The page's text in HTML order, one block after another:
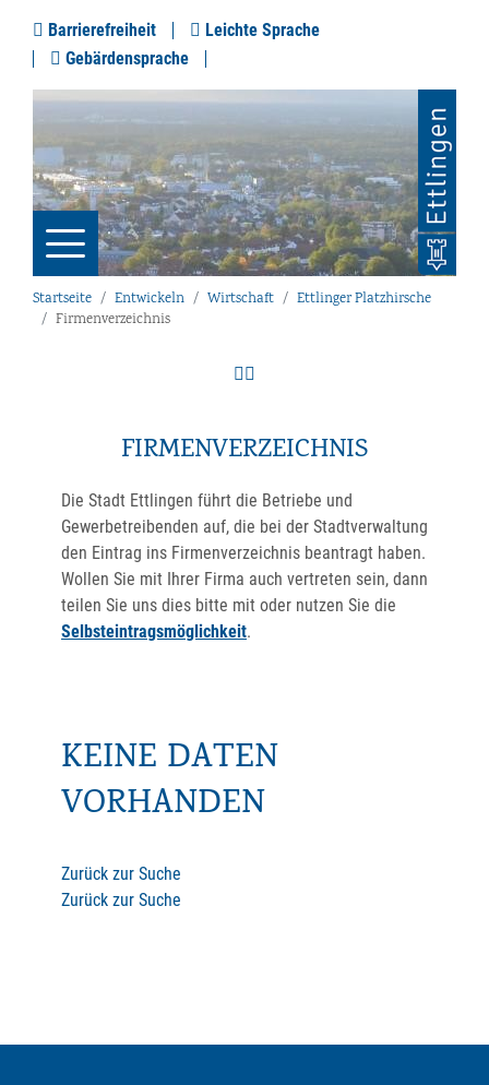
Barrierefreiheit
Leichte Sprache
Gebärdensprache
Startseite Entwickeln Wirtschaft
Ettlinger Platzhirsche
Firmenverzeichnis
FIRMENVERZEICHNIS
Die Stadt Ettlingen führt die Betriebe und
Gewerbetreibenden auf, die bei der Stadtverwaltung
den Eintrag ins Firmenverzeichnis beantragt haben.
Wollen Sie mit Ihrer Firma auch vertreten sein, dann
teilen Sie uns dies bitte mit oder nutzen Sie die
Selbsteintragsmöglichkeit.
KEINE DATEN
VORHANDEN
Zurück zur Suche
Zurück zur Suche